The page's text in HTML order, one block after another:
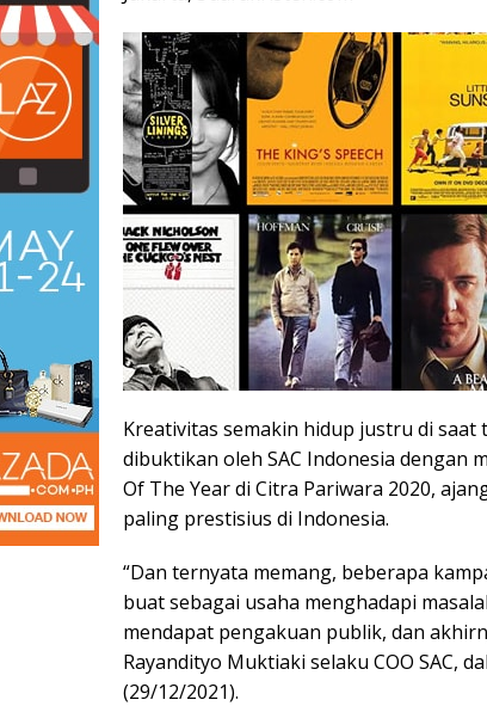
Kreativitas semakin hidup justru di saat
dibuktikan oleh SAC Indonesia dengan
Of The Year di Citra Pariwara 2020,
paling prestisius di Indonesia.
“Dan ternyata memang, beberapa
buat sebagai usaha menghadapi
mendapat pengakuan publik, dan
Rayandityo Muktiaki selaku COO SAC,
(29/12/2021).